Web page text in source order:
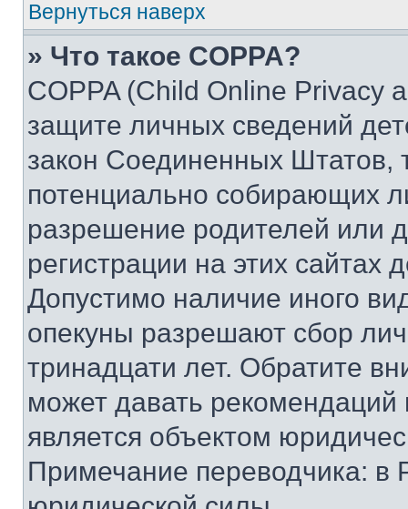
Вернуться наверх
» Что такое COPPA?
COPPA (Child Online Privacy
защите личных сведений
закон Соединенных Штатов,
потенциально собирающих
разрешение родителей или
регистрации на этих сайтах
Допустимо наличие иного
опекуны разрешают сбор
тринадцати лет. Обратите
может давать
является объектом
Примечание переводчика: в